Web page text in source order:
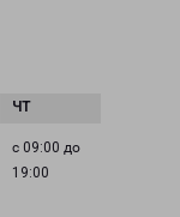
с 09:00 до
19:00